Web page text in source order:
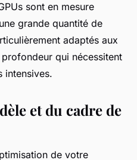
sont en mesure
grande quantité de
adaptés aux
qui nécessitent
intensives.
et du cadre de
de votre